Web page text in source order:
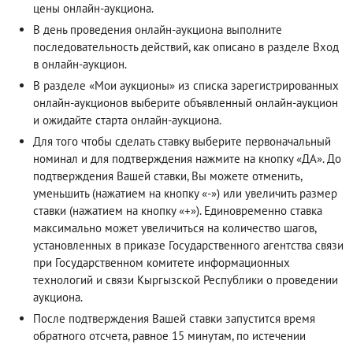
цены онлайн-аукциона.
В день проведения онлайн-аукциона выполните
последовательность действий, как описано в разделе Вход
в онлайн-аукцион.
В разделе «Мои аукционы» из списка зарегистрированных
онлайн-аукционов выберите объявленный онлайн-аукцион
и ожидайте старта онлайн-аукциона.
Для того чтобы сделать ставку выберите первоначальный
номинал и для подтверждения нажмите на кнопку «ДА». До
подтверждения Вашей ставки, Вы можете отменить,
уменьшить (нажатием на кнопку «-») или увеличить размер
ставки (нажатием на кнопку «+»). Единовременно ставка
максимально может увеличиться на количество шагов,
установленных в приказе Государственного агентства связи
при Государственном комитете информационных
технологий и связи Кыргызской Республики о проведении
аукциона.
После подтверждения Вашей ставки запустится время
обратного отсчета, равное 15 минутам, по истечении